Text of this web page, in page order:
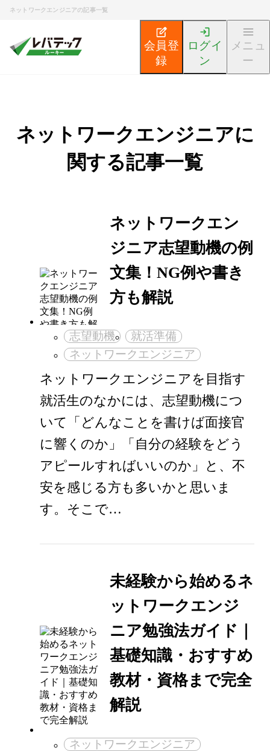
ネットワークエンジニアの記事一覧
会員登
録
ログイ
ン
メニュ
ー
エンジニア就活ノウハウ記事
ネットワークエンジニアに
関する記事一覧
ネットワークエン
ジニア志望動機の例
文集！NG例や書き
方も解説
志望動機
就活準備
ネットワークエンジニア
ネットワークエンジニアを目指す
就活生のなかには、志望動機につ
いて「どんなことを書けば面接官
に響くのか」「自分の経験をどう
アピールすればいいのか」と、不
安を感じる方も多いかと思いま
す。そこで…
未経験から始めるネ
ットワークエンジ
ニア勉強法ガイド｜
基礎知識・おすすめ
教材・資格まで完全
解説
ネットワークエンジニア